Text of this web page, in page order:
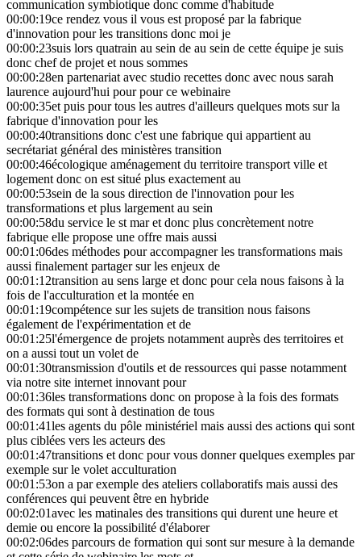
communication symbiotique donc comme d'habitude
00:00:19ce rendez vous il vous est proposé par la fabrique
d'innovation pour les transitions donc moi je
00:00:23suis lors quatrain au sein de au sein de cette équipe je suis
donc chef de projet et nous sommes
00:00:28en partenariat avec studio recettes donc avec nous sarah
laurence aujourd'hui pour pour ce webinaire
00:00:35et puis pour tous les autres d'ailleurs quelques mots sur la
fabrique d'innovation pour les
00:00:40transitions donc c'est une fabrique qui appartient au
secrétariat général des ministères transition
00:00:46écologique aménagement du territoire transport ville et
logement donc on est situé plus exactement au
00:00:53sein de la sous direction de l'innovation pour les
transformations et plus largement au sein
00:00:58du service le st mar et donc plus concrètement notre
fabrique elle propose une offre mais aussi
00:01:06des méthodes pour accompagner les transformations mais
aussi finalement partager sur les enjeux de
00:01:12transition au sens large et donc pour cela nous faisons à la
fois de l'acculturation et la montée en
00:01:19compétence sur les sujets de transition nous faisons
également de l'expérimentation et de
00:01:25l'émergence de projets notamment auprès des territoires et
on a aussi tout un volet de
00:01:30transmission d'outils et de ressources qui passe notamment
via notre site internet innovant pour
00:01:36les transformations donc on propose à la fois des formats
des formats qui sont à destination de tous
00:01:41les agents du pôle ministériel mais aussi des actions qui sont
plus ciblées vers les acteurs des
00:01:47transitions et donc pour vous donner quelques exemples par
exemple sur le volet acculturation
00:01:53on a par exemple des ateliers collaboratifs mais aussi des
conférences qui peuvent être en hybride
00:02:01avec les matinales des transitions qui durent une heure et
demie ou encore la possibilité d'élaborer
00:02:06des parcours de formation qui sont sur mesure à la demande